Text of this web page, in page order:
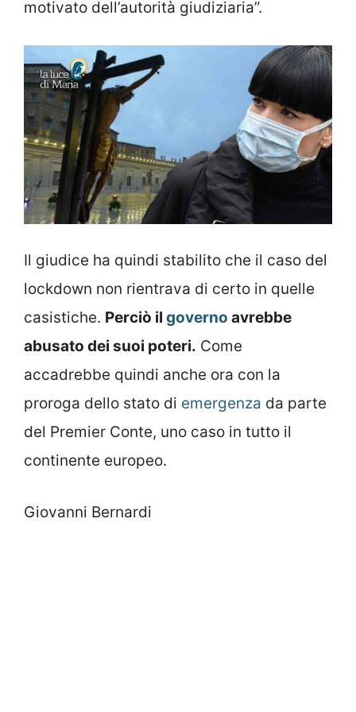
motivato dell’autorità giudiziaria”.
Il giudice ha quindi stabilito che il caso del
lockdown non rientrava di certo in quelle
casistiche. Perciò il governo avrebbe
abusato dei suoi poteri. Come
accadrebbe quindi anche ora con la
proroga dello stato di emergenza da parte
del Premier Conte, uno caso in tutto il
continente europeo.
Giovanni Bernardi